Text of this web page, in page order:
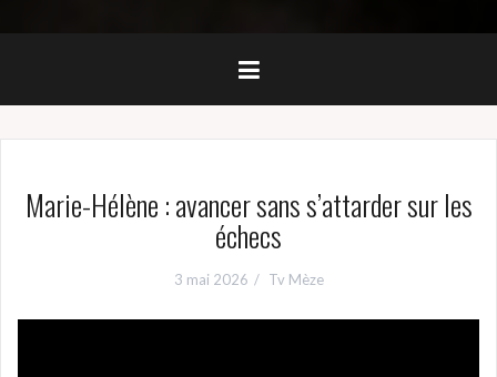
Marie-Hélène : avancer sans s’attarder sur les
échecs
3 mai 2026 Tv Mèze